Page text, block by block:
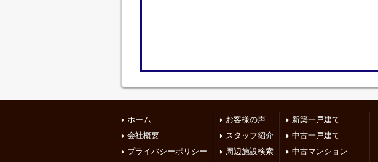
ホーム
会社概要
プライバシーポリシー
お客様の声
スタッフ紹介
周辺施設検索
新築一戸建て
中古一戸建て
中古マンション